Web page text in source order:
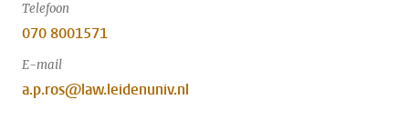
Telefoon
070 8001571
E-mail
a.p.ros@law.leidenuniv.nl